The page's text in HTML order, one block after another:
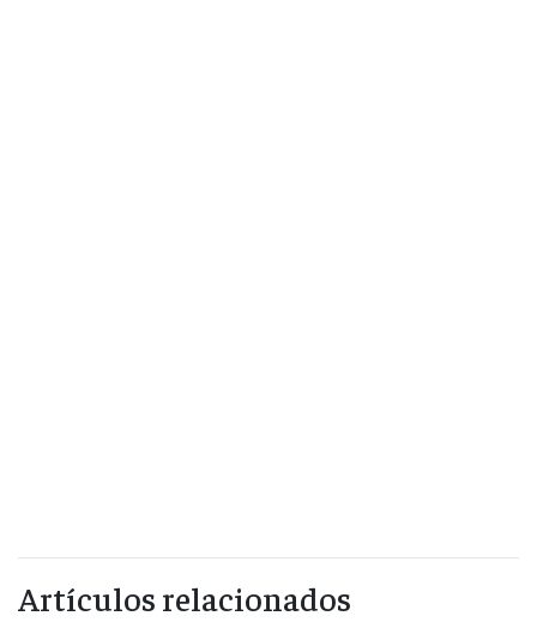
Artículos relacionados